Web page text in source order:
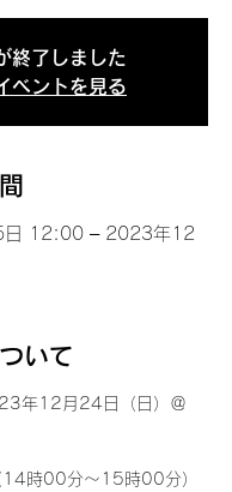
終了しました
ベントを見る
日 12:00 – 2023年12
いて
年12月24日（日）＠
14時00分～15時00分）